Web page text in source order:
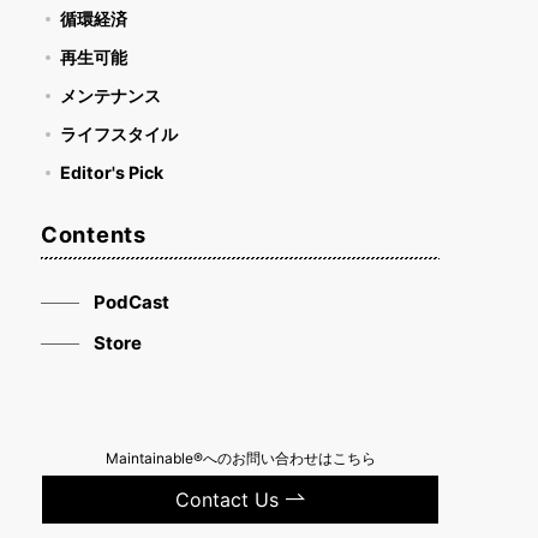
循環経済
再生可能
メンテナンス
ライフスタイル
Editor's Pick
Contents
PodCast
Store
Maintainable®へのお問い合わせはこちら
Contact Us